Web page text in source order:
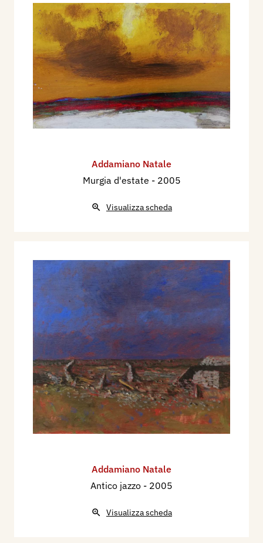
Addamiano Natale
Murgia d'estate - 2005
Visualizza scheda
Addamiano Natale
Antico jazzo - 2005
Visualizza scheda